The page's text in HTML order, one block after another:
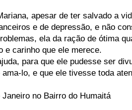
apesar de ter salvado a
e de depressão, e não
ela da ração de ótima
e carinho que ele merece.
para que ele pudesse ser
lo, e que ele tivesse toda
no Bairro do Humaitá